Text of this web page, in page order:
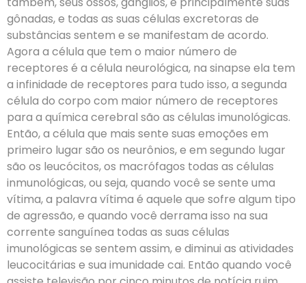
gônadas, e todas as suas células excretoras de
substâncias sentem e se manifestam de acordo.
Agora a célula que tem o maior número de
receptores é a célula neurológica, na sinapse ela tem
a infinidade de receptores para tudo isso, a segunda
célula do corpo com maior número de receptores
para a química cerebral são as células imunológicas.
Então, a célula que mais sente suas emoções em
primeiro lugar são os neurônios, e em segundo lugar
são os leucócitos, os macrófagos todas as células
inmunológicas, ou seja, quando você se sente uma
vítima, a palavra vítima é aquele que sofre algum tipo
de agressão, e quando você derrama isso na sua
corrente sanguínea todas as suas células
imunológicas se sentem assim, e diminui as atividades
leucocitárias e sua imunidade cai. Então quando você